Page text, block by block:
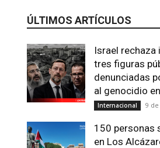
ÚLTIMOS ARTÍCULOS
Israel rechaza
tres figuras
denunciadas
al genocidio
Internacional 9 de
150 personas
en Los